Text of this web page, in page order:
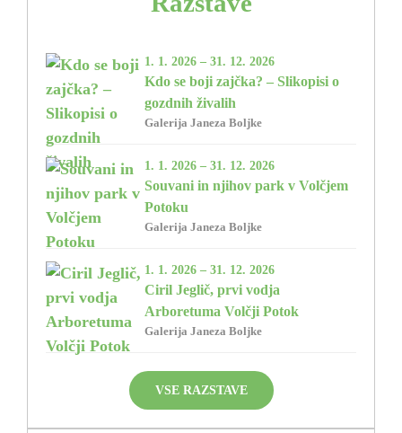
1. 1. 2026 – 31. 12. 2026
Kdo se boji zajčka? – Slikopisi o
gozdnih živalih
Galerija Janeza Boljke
1. 1. 2026 – 31. 12. 2026
Souvani in njihov park v Volčjem
Potoku
Galerija Janeza Boljke
1. 1. 2026 – 31. 12. 2026
Ciril Jeglič, prvi vodja
Arboretuma Volčji Potok
Galerija Janeza Boljke
VSE RAZSTAVE